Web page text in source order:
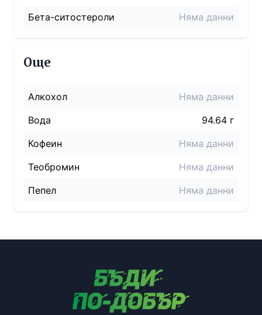
Бета-ситостероли
Няма данни
Още
Алкохол
Няма данни
Вода
94.64 г
Кофеин
Няма данни
Теобромин
Няма данни
Пепел
Няма данни